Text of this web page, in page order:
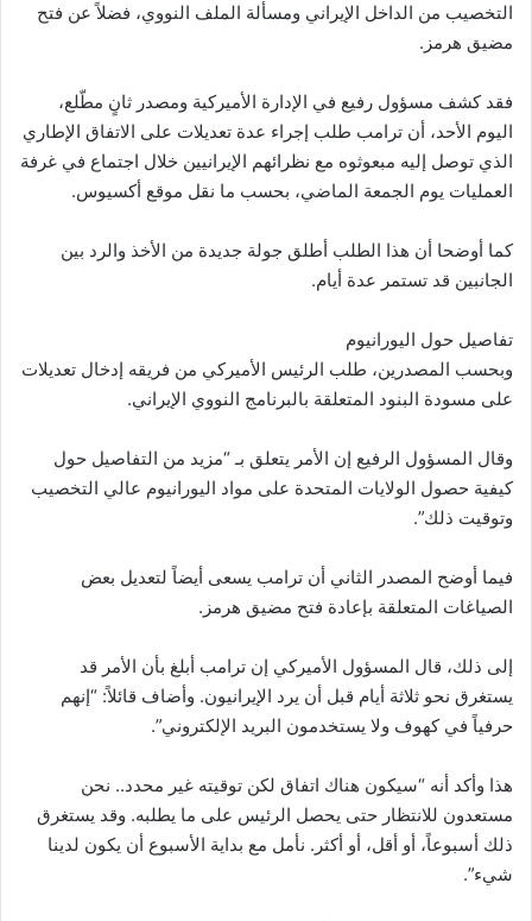
التخصيب من الداخل الإيراني ومسألة الملف النووي، فضلاً عن فتح
مضيق هرمز.
فقد كشف مسؤول رفيع في الإدارة الأميركية ومصدر ثانٍ مطّلع،
اليوم الأحد، أن ترامب طلب إجراء عدة تعديلات على الاتفاق الإطاري
الذي توصل إليه مبعوثوه مع نظرائهم الإيرانيين خلال اجتماع في غرفة
العمليات يوم الجمعة الماضي، بحسب ما نقل موقع أكسيوس.
كما أوضحا أن هذا الطلب أطلق جولة جديدة من الأخذ والرد بين
الجانبين قد تستمر عدة أيام.
تفاصيل حول اليورانيوم
وبحسب المصدرين، طلب الرئيس الأميركي من فريقه إدخال تعديلات
على مسودة البنود المتعلقة بالبرنامج النووي الإيراني.
وقال المسؤول الرفيع إن الأمر يتعلق بـ “مزيد من التفاصيل حول
كيفية حصول الولايات المتحدة على مواد اليورانيوم عالي التخصيب
وتوقيت ذلك”.
فيما أوضح المصدر الثاني أن ترامب يسعى أيضاً لتعديل بعض
الصياغات المتعلقة بإعادة فتح مضيق هرمز.
إلى ذلك، قال المسؤول الأميركي إن ترامب أبلغ بأن الأمر قد
يستغرق نحو ثلاثة أيام قبل أن يرد الإيرانيون. وأضاف قائلاً: “إنهم
حرفياً في كهوف ولا يستخدمون البريد الإلكتروني”.
هذا وأكد أنه “سيكون هناك اتفاق لكن توقيته غير محدد.. نحن
مستعدون للانتظار حتى يحصل الرئيس على ما يطلبه. وقد يستغرق
ذلك أسبوعاً، أو أقل، أو أكثر. نأمل مع بداية الأسبوع أن يكون لدينا
شيء”.